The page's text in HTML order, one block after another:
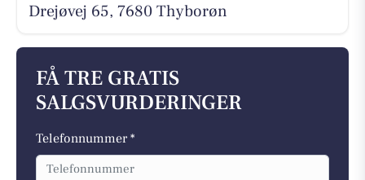
Drejøvej 65, 7680 Thyborøn
FÅ TRE GRATIS
SALGSVURDERINGER
Telefonnummer *